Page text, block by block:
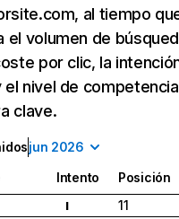
al tiempo
el volumen de
por clic, la
el nivel de
clave.
jun 2026
Intento
Posición
I
11